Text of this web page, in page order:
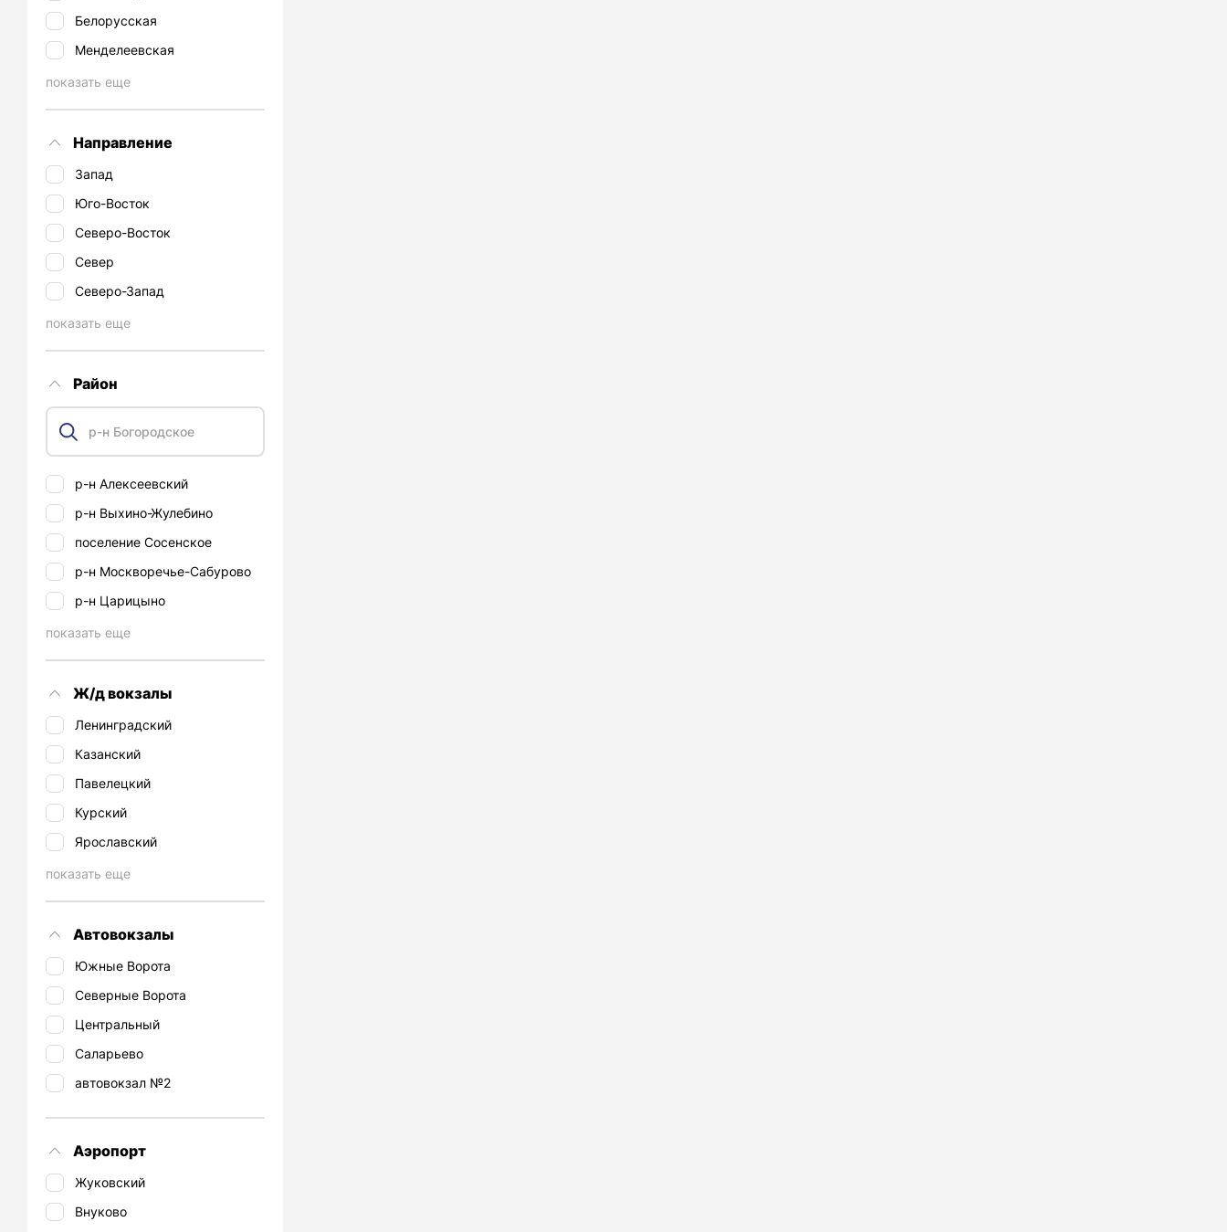
Белорусская
Менделеевская
показать еще
Направление
Запад
Юго-Восток
Северо-Восток
Север
Северо-Запад
показать еще
Район
р-н Алексеевский
р-н Выхино-Жулебино
поселение Сосенское
р-н Москворечье-Сабурово
р-н Царицыно
показать еще
Ж/д вокзалы
Ленинградский
Казанский
Павелецкий
Курский
Ярославский
показать еще
Автовокзалы
Южные Ворота
Северные Ворота
Центральный
Саларьево
автовокзал №2
Аэропорт
Жуковский
Внуково